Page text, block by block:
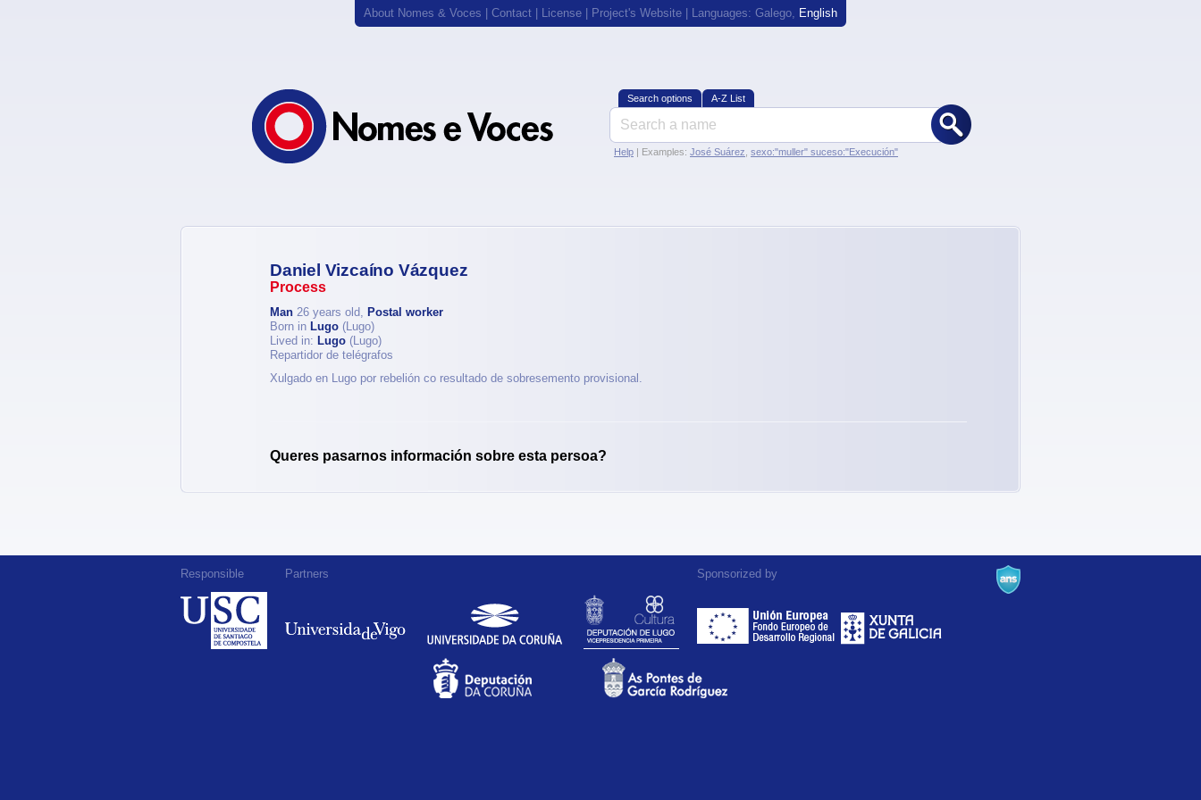
About Nomes & Voces Contact License Project's Website | Languages: Galego, English
Search options A-Z List
Help | Examples: José Suárez sexo:"muller" suceso:"Execución"
Daniel Vizcaíno Vázquez
Process
Man 26 years old, Postal worker
Born in Lugo (Lugo)
Lived in: Lugo (Lugo)
Repartidor de telégrafos
Xulgado en Lugo por rebelión co resultado de sobresemento provisional.
Queres pasarnos información sobre esta persoa?
Responsible Partners Sponsorized by